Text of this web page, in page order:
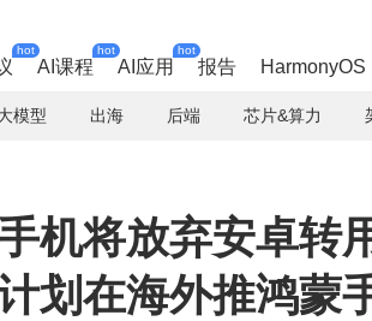
hot
AI课程
hot
AI应用
hot
报告 HarmonyOS
模型 出海 后端 芯片&算力
机将放弃安卓转
划在海外推鸿蒙